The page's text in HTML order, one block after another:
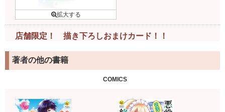
店舗限定！ 描き下ろしおまけカード！！
下記書店様で書籍ご購入の
ードがついてきます！
著者の他の書籍
COMICS